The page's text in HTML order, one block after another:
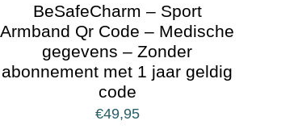
BeSafeCharm – Sport
Armband Qr Code – Medische
gegevens – Zonder
abonnement met 1 jaar geldig
code
€49,95